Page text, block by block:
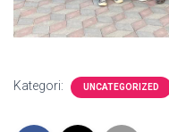
Kategori: UNCATEGORIZED